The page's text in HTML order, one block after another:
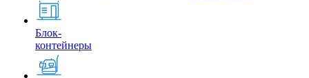
Блок-
контейнеры